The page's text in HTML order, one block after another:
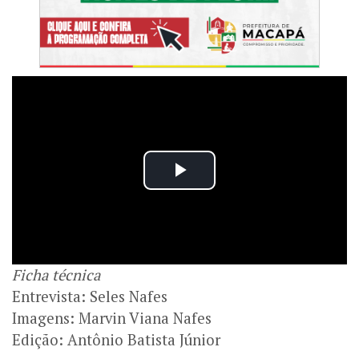
Ficha técnica
Entrevista: Seles Nafes
Imagens: Marvin Viana Nafes
Edição: Antônio Batista Júnior